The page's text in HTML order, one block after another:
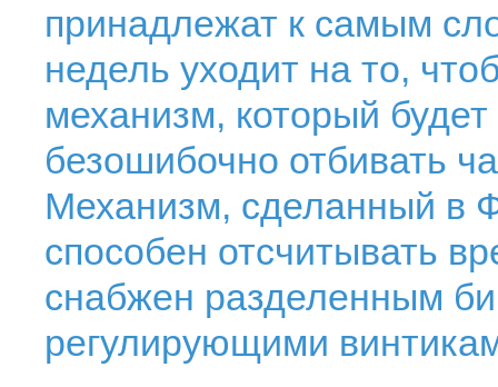
принадлежат к самым
недель уходит на то,
механизм, который
безошибочно отбивать
Механизм, сделанный в
способен отсчитывать
снабжен разделенным
регулирующими